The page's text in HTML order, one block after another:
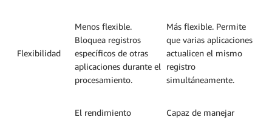
Flexibilidad
Menos flexible.
Bloquea registros
específicos de otras
aplicaciones durante el
procesamiento.
Más flexible. Permite
que varias aplicaciones
actualicen el mismo
registro
simultáneamente.
El rendimiento
Capaz de manejar